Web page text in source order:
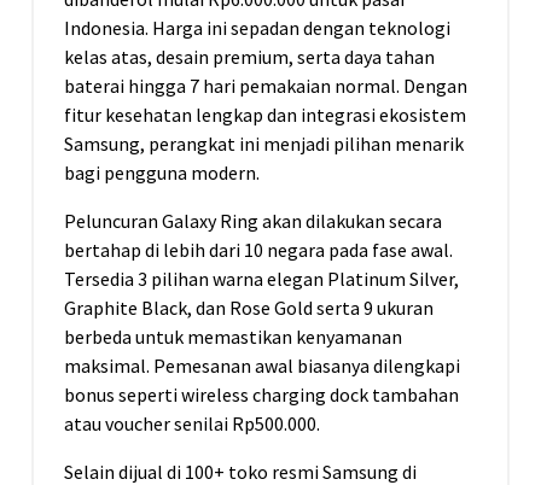
Indonesia. Harga ini sepadan dengan teknologi
kelas atas, desain premium, serta daya tahan
baterai hingga 7 hari pemakaian normal. Dengan
fitur kesehatan lengkap dan integrasi ekosistem
Samsung, perangkat ini menjadi pilihan menarik
bagi pengguna modern.
Peluncuran Galaxy Ring akan dilakukan secara
bertahap di lebih dari 10 negara pada fase awal.
Tersedia 3 pilihan warna elegan Platinum Silver,
Graphite Black, dan Rose Gold serta 9 ukuran
berbeda untuk memastikan kenyamanan
maksimal. Pemesanan awal biasanya dilengkapi
bonus sepertiwireless charging dock tambahan
atau voucher senilai Rp500.000.
Selain dijual di 100+ toko resmi Samsung di